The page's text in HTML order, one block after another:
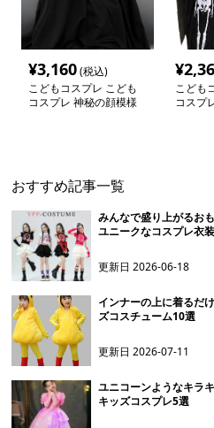
¥3,160(税込)
こどもコスプレ こども
コスプレ 神秘の顔模様
¥
こども
コスプ
おすすめ記事一覧
みんなで盛り上がるお
ユニークなコスプレ衣
更新日2026-06-18
インナーの上に着るだ
ズコスチューム10選
更新日2026-07-11
ユニコーンようなキラ
キッズコスプレ5選